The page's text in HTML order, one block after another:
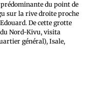
du point de
sur la rive droite proche
De cette grotte
Nord-Kivu, visita
général), Isale,